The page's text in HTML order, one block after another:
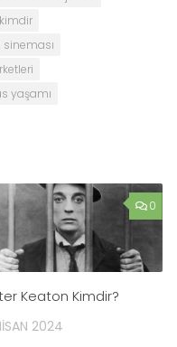
sineması
yaşamı
0
Keaton Kimdir?
2024